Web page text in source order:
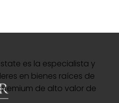
es la especialista y
en bienes raíces de
de alto valor de